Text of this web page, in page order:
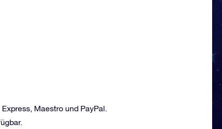
Maestro und PayPal.